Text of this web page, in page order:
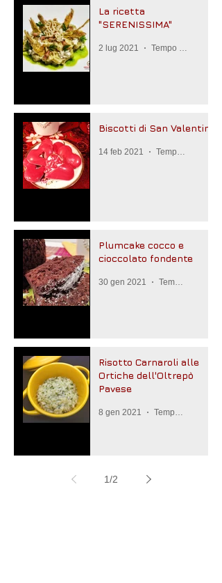
La ricetta
"SERENISSIMA"
2 lug 2021 Tempo di lettura: 3 min
Biscotti di San Valentino
14 feb 2021 Tempo di lettura: 2 min
Plumcake cocco e
cioccolato fondente
30 gen 2021 Tempo di lettura: 2 min
Risotto Carnaroli alle
Ortiche dell'Oltrepò
Pavese
8 gen 2021 Tempo di lettura: 2 min
1/2